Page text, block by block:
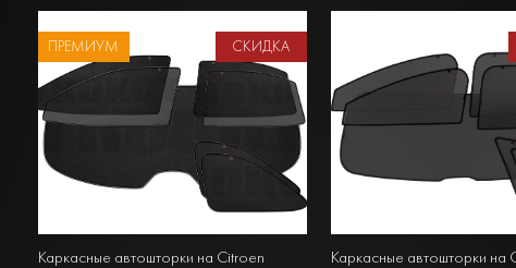
ПРЕМИУМ СКИДКА
Каркасные автошторки на Citroen
Каркасные автошторки на